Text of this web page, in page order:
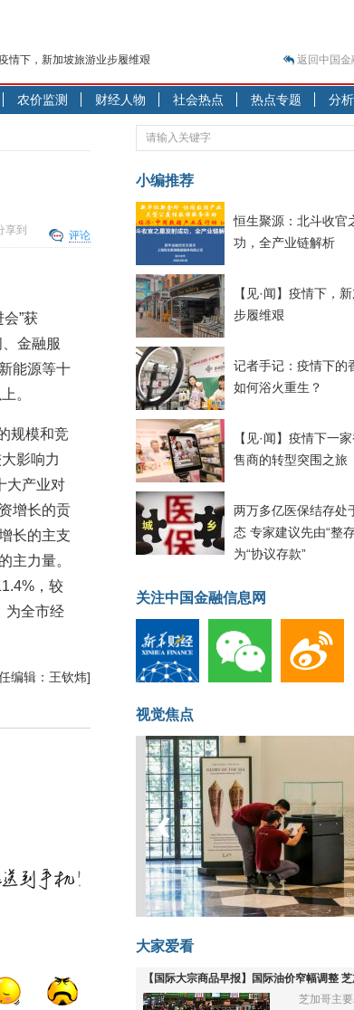
疫情下，新加坡旅游业步履维艰
疫情下的香港零售业如何浴火重生？
情下一家香港传统零售商的转型突围之旅
中国基金市场数据分析周报（2020. 07.27—2020.07.31）
调查】同业存单、结构性存款玩起“跷跷板” 结构性失衡藏
场净投放300亿元 短端资金利率明显下行
市双轮冲击 债市回调十年期债表现最弱
续两日涨逾3% 沪银及两粕涨势喜人
北斗收官之星发射成功，全产业链解析
中国基金市场数据分析周报（2020. 08.17—2020.08.21）
返回中国
农价监测 财经人物 社会热点 热点专题 分
评论
享到
”获
金融服
能源等十
。
规模和竞
影响力
大产业对
增长的贡
长的主支
主力量。
，较
为全市经
编辑：王钦炜]
小编推荐
恒生聚源：北斗收官
功，全产业链解析
【见·闻】疫情下，
步履维艰
记者手记：疫情下的
如何浴火重生？
【见·闻】疫情下一
售商的转型突围之旅
两万多亿医保结存处
态 专家建议先由“整
为“协议存款”
关注中国金融信息网
视觉焦点
菲律宾：防疫降级
‹
大家爱看
【国际大宗商品早报】国际油价窄幅调整
全线下跌
芝加哥主